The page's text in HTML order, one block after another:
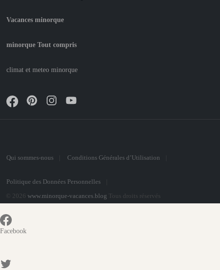
Vacances minorque
minorque Tout compris
climat et meteo minorque
Qui sommes-nous Conditions Générales d’Utilisation
Politique des Données Personnelles
© 2026 www.minorque-vacances.blog Tous droits réservés
Facebook